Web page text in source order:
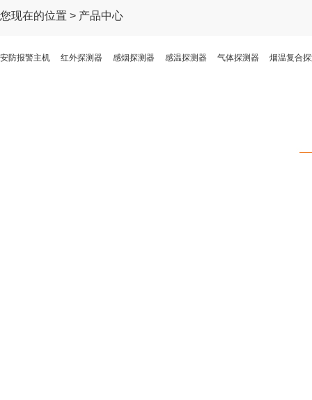
您现在的位置 > 产品中心
安防报警主机 红外探测器 感烟探测器 感温探测器 气体探测器 烟温复合